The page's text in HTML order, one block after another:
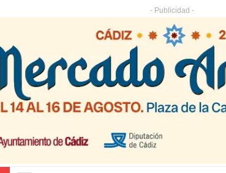
- Publicidad -